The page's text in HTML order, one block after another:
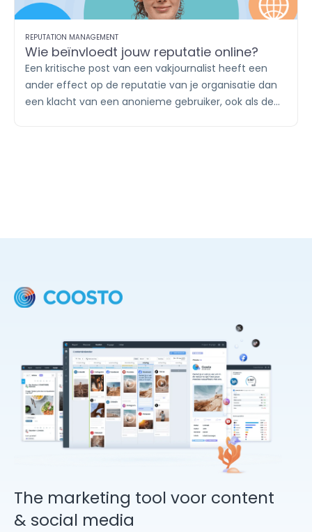
REPUTATION MANAGEMENT
Wie beïnvloedt jouw reputatie online?
Een kritische post van een vakjournalist heeft een
ander effect op de reputatie van je organisatie dan
een klacht van een anonieme gebruiker, ook als de
The marketing tool voor content
& social media